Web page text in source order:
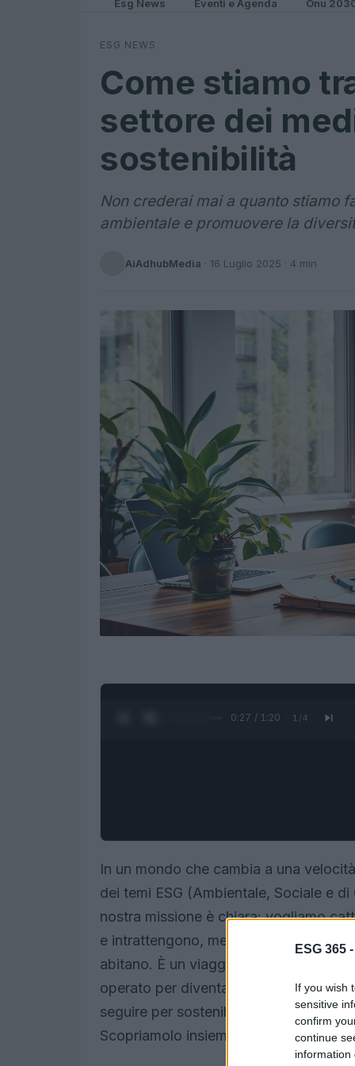
ESG 365 -
If you wish
sensitive
confirm
continue
information
Esg News Eventi e Agenda Onu
ESG NEWS
Come stiamo
settore dei
sostenibilità
Non crederai mai a quanto stiamo
ambientale e promuovere la
AiAdhubMedia · 16 Luglio 2025 · 4 min
0:28 / 1:20 1 /4
In un mondo che cambia a una
dei temi ESG (Ambientale, Sociale e
nostra missione è chiara: vogliamo
e intrattengono, mentre ci prendiamo
abitano. È un viaggio che ci porta a
operato per diventare non solo leader
seguire per sostenibilità e inclusione.
Scopriamolo insieme!